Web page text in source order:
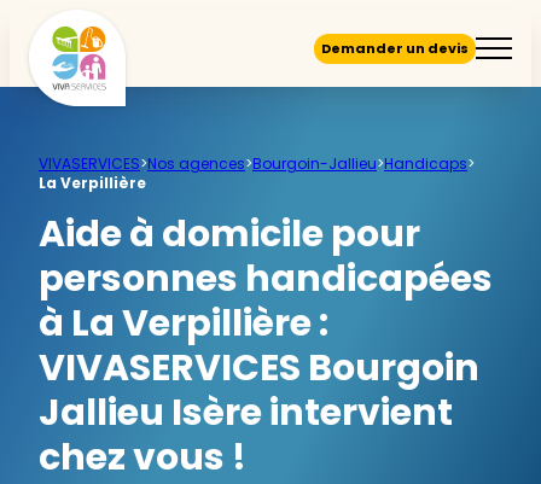
Demander un devis
VIVASERVICES>Nos agences>Bourgoin-Jallieu>Handicaps>
La Verpillière
Aide à domicile pour
personnes handicapées
à La Verpillière :
VIVASERVICES Bourgoin
Jallieu Isère intervient
chez vous !